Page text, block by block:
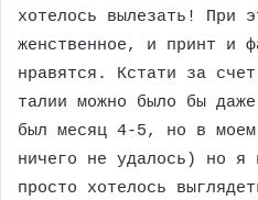
хотелось вылезать! При
женственное, и принт и
нравятся. Кстати за
талии можно было бы
был месяц 4-5, но в моем
ничего не удалось) но я
просто хотелось